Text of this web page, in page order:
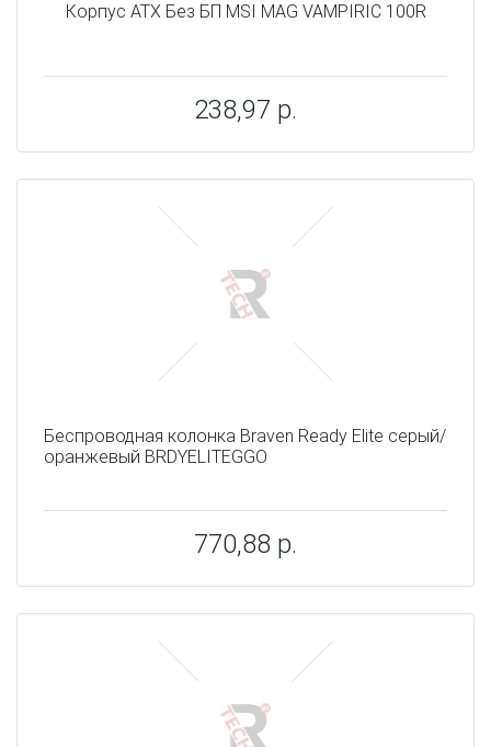
Корпус ATX Без БП MSI MAG VAMPIRIC 100R
238,97 р.
Беспроводная колонка Braven Ready Elite серый/
оранжевый BRDYELITEGGO
770,88 р.